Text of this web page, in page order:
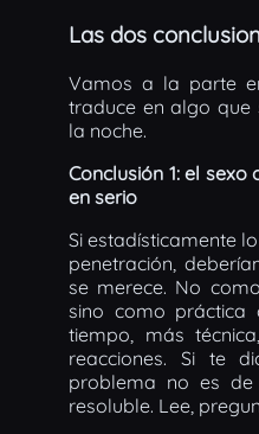
Las dos
Vamos a la parte
traduce en algo
la noche.
Conclusión 1: el
en serio
Si estadísticamente
penetración,
se merece. No
sino como práctica
tiempo, más
reacciones. Si te
problema no es
resoluble. Lee,